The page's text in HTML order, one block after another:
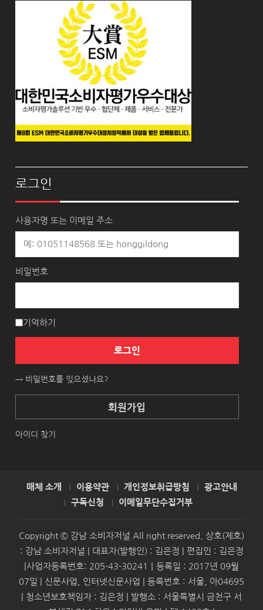
로그인
사용자명 또는 이메일 주소
비밀번호
기억하기
로그인
→ 비밀번호를 잊으셨나요?
회원가입
아이디 찾기
매체 소개 이용약관 개인정보취급방침
광고안내
구독신청
이메일무단수집거부
Copyright © 강남 소비자저널 All right reserved. 상호(제호)
: 강남 소비자저널 | 대표자(발행인) : 김은정 | 편집인 : 김은정
|사업자등록번호: 205-43-30241｜등록일 : 2017년 09월
07일 | 신문사업, 인터넷신문사업 | 등록번호 : 서울, 아04695
| 청소년보호책임자 : 김은정 | 발행소 : 서울특별시 금천구 서